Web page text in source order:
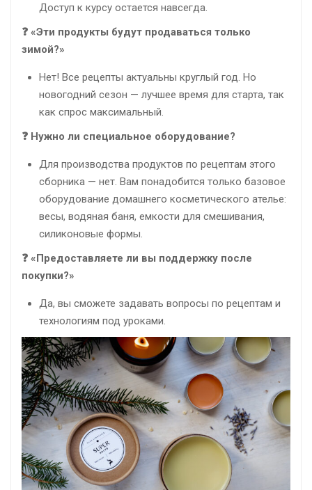
Доступ к курсу остается навсегда.
❓ «Эти продукты будут продаваться только
зимой?»
Нет! Все рецепты актуальны круглый год. Но
новогодний сезон — лучшее время для старта, так
как спрос максимальный.
❓ Нужно ли специальное оборудование?
Для производства продуктов по рецептам этого
сборника — нет. Вам понадобится только базовое
оборудование домашнего косметического ателье:
весы, водяная баня, емкости для смешивания,
силиконовые формы.
❓ «Предоставляете ли вы поддержку после
покупки?»
Да, вы сможете задавать вопросы по рецептам и
технологиям под уроками.